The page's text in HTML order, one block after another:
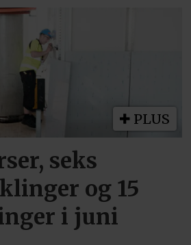
PLUS
seks
og 15
i juni